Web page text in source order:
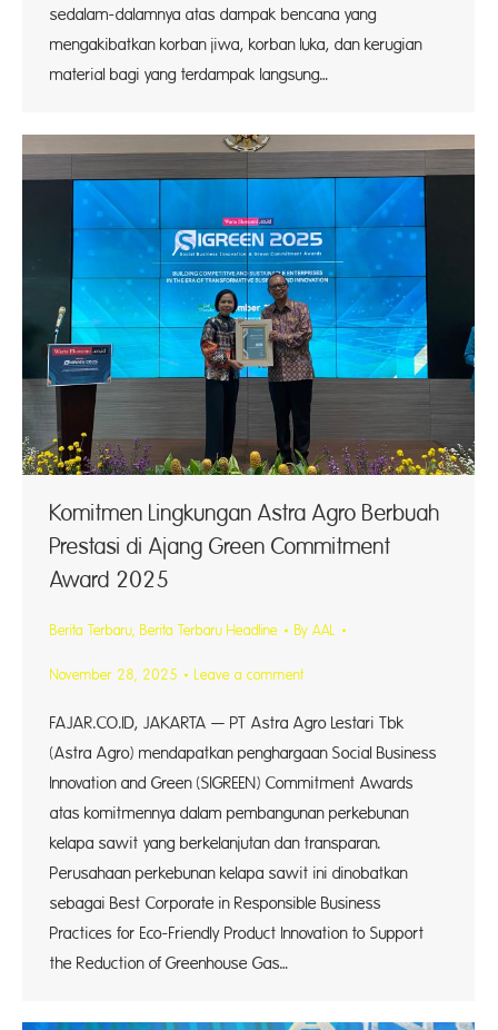
sedalam-dalamnya atas dampak bencana yang
mengakibatkan korban jiwa, korban luka, dan kerugian
material bagi yang terdampak langsung…
Komitmen Lingkungan Astra Agro Berbuah
Prestasi di Ajang Green Commitment
Award 2025
Berita Terbaru Berita Terbaru Headline By AAL
November 28, 2025 Leave a comment
FAJAR.CO.ID, JAKARTA — PT Astra Agro Lestari Tbk
(Astra Agro) mendapatkan penghargaan Social Business
Innovation and Green (SIGREEN) Commitment Awards
atas komitmennya dalam pembangunan perkebunan
kelapa sawit yang berkelanjutan dan transparan.
Perusahaan perkebunan kelapa sawit ini dinobatkan
sebagai Best Corporate in Responsible Business
Practices for Eco-Friendly Product Innovation to Support
the Reduction of Greenhouse Gas…